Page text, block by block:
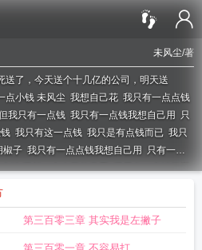
未风尘/著
了，今天送个十几亿的公司，明天送
点小钱 未风尘 我想自己花 我只有一点点钱
我只有一点钱 我只有一点钱我想自己用 只
我只有这一点钱 我只是有点钱而已 我只
椒子 我只有一点点钱我想自己用 只有一点
钱 我想一个人花的意思我只有一点钱了我
点小钱的英文
语怎么说 我只有一点钱英文翻译我只有一点
第三百零三章 其实我是左撇子